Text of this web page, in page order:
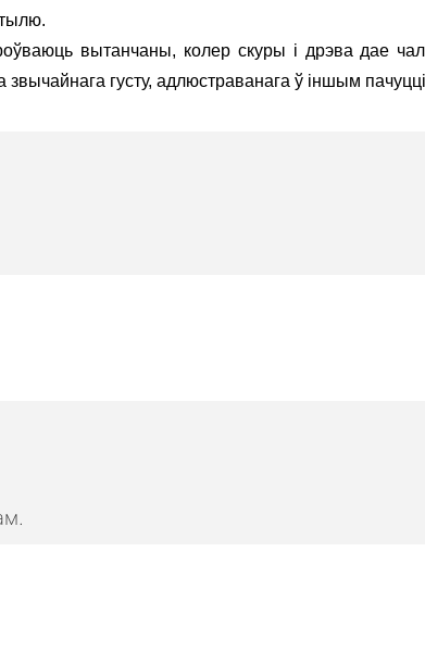
вытанчаны, колер скуры і дрэва дае
густу, адлюстраванага ў іншым